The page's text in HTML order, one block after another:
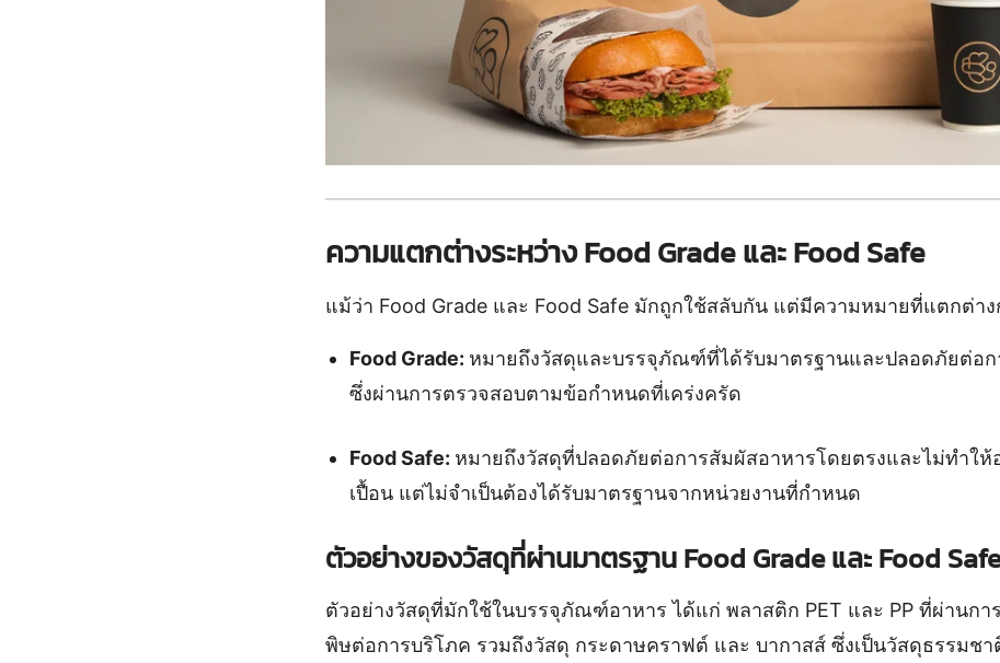
ความแตกต่างระหว่าง Food Grade และ Food Safe
แม้ว่า Food Grade และ Food Safe มักถูกใช้สลับกัน แต่มีความหมายที่แตกต่าง
Food Grade: หมายถึงวัสดุและบรรจุภัณฑ์ที่ได้รับมาตรฐานและปลอดภัยต่อก
ซึ่งผ่านการตรวจสอบตามข้อกำหนดที่เคร่งครัด
Food Safe: หมายถึงวัสดุที่ปลอดภัยต่อการสัมผัสอาหารโดยตรงและไม่ทำให้
เปื้อน แต่ไม่จำเป็นต้องได้รับมาตรฐานจากหน่วยงานที่กำหนด
ตัวอย่างของวัสดุที่ผ่านมาตรฐาน Food Grade และ Food Safe
ตัวอย่างวัสดุที่มักใช้ในบรรจุภัณฑ์อาหาร ได้แก่ พลาสติก PET และ PP ที่ผ่านกา
พิษต่อการบริโภค รวมถึงวัสดุ กระดาษคราฟต์ และ บากาสส์ ซึ่งเป็นวัสดุธรรมช